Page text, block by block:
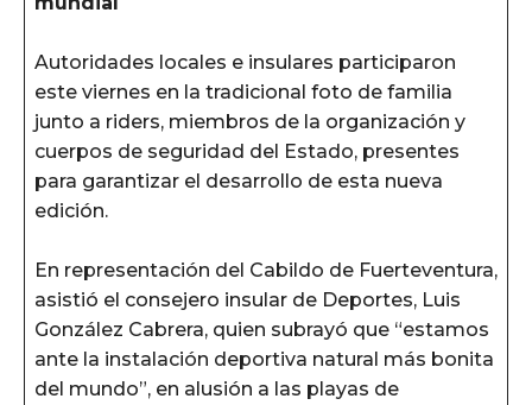
Autoridades locales e insulares participaron
este viernes en la tradicional foto de familia
junto a riders, miembros de la organización y
cuerpos de seguridad del Estado, presentes
para garantizar el desarrollo de esta nueva
edición.
En representación del Cabildo de Fuerteventura,
asistió el consejero insular de Deportes, Luis
González Cabrera, quien subrayó que “estamos
ante la instalación deportiva natural más bonita
del mundo”, en alusión a las playas de